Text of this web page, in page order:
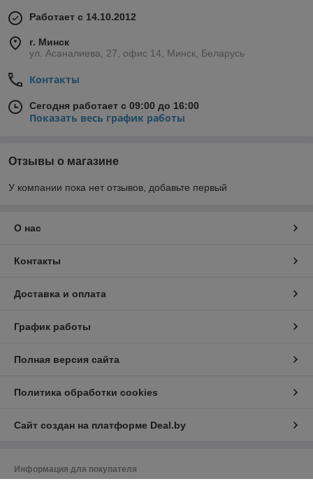
Работает с 14.10.2012
г. Минск
ул. Асаналиева, 27, офис 14, Минск, Беларусь
Контакты
Сегодня работает с 09:00 до 16:00
Показать весь график работы
Отзывы о магазине
У компании пока нет отзывов, добавьте первый
О нас
Контакты
Доставка и оплата
График работы
Полная версия сайта
Политика обработки cookies
Сайт создан на платформе Deal.by
Информация для покупателя